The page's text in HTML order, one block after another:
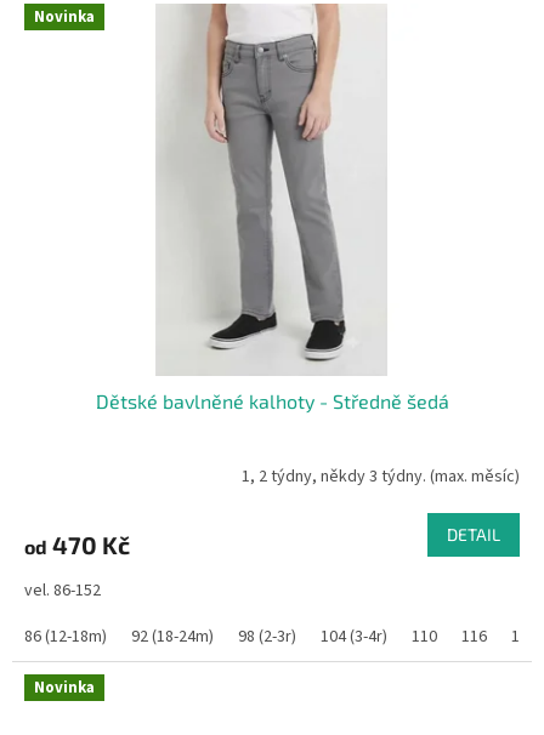
Novinka
Dětské bavlněné kalhoty - Středně šedá
1, 2 týdny, někdy 3 týdny. (max. měsíc)
od 470 Kč DETAIL
vel. 86-152
86 (12-18m)
92 (18-24m) 98 (2-3r) 104 (3-4r) 110 116 122
Novinka